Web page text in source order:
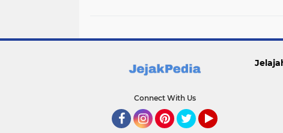
Connect With Us